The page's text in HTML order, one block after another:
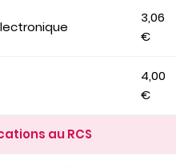
3,06
€
4,00
€
au RCS